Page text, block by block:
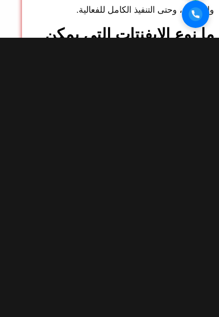
والتنسيق، وحتى التنفيذ الكامل للفعالية.
ما نوع الإيفنتات التي يمكن